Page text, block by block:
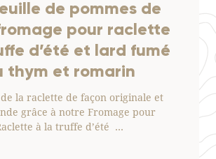
de pommes de
pour raclette
d’été et lard fumé
thym et romarin
la raclette de façon originale et
grâce à notre Fromage pour
à la truffe d’été …